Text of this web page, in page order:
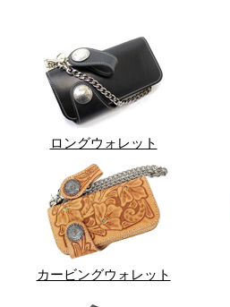
ロングウォレット
カービングウォレット